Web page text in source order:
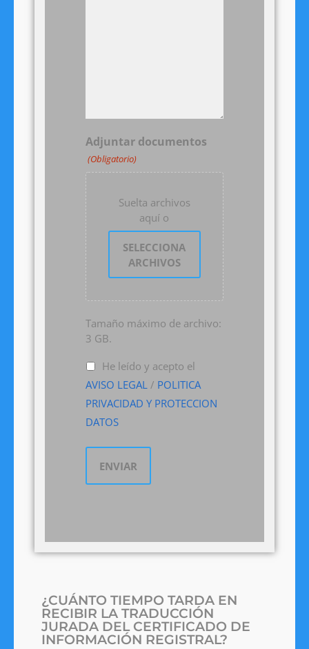
Adjuntar documentos
(Obligatorio)
Suelta archivos
aquí o
SELECCIONA
ARCHIVOS
Tamaño máximo de archivo:
3 GB.
He leído y acepto el
AVISO LEGAL / POLITICA
PRIVACIDAD Y PROTECCION
DATOS
¿CUÁNTO TIEMPO TARDA EN
RECIBIR LA TRADUCCIÓN
JURADA DEL CERTIFICADO DE
INFORMACIÓN REGISTRAL?